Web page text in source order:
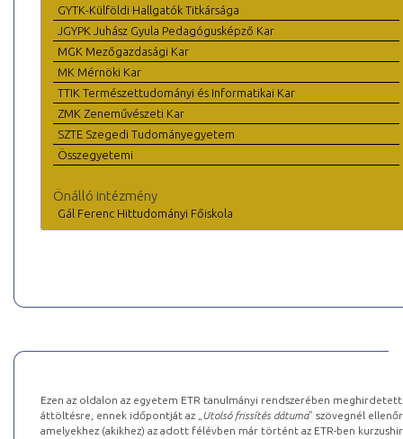
GYTK-Külföldi Hallgatók Titkársága
JGYPK Juhász Gyula Pedagógusképző Kar
MGK Mezőgazdasági Kar
MK Mérnöki Kar
TTIK Természettudományi és Informatikai Kar
ZMK Zeneművészeti Kar
SZTE Szegedi Tudományegyetem
Összegyetemi
Önálló intézmény
Gál Ferenc Hittudományi Főiskola
Ezen az oldalon az egyetem ETR tanulmányi rendszerében
áttöltésre, ennek időpontját az „ Utolsó frissítés dátuma” szövegnél
amelyekhez (akikhez) az adott félévben már történt az ETR-ben